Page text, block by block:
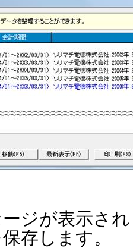
ジが表示さ
存します。